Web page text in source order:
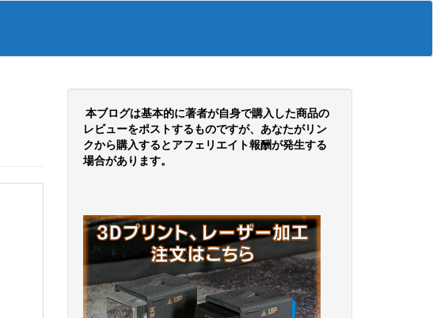
本ブログは基本的に著者が自身で購入した商品の
レビューをポストするものですが、あなたがリン
クから購入するとアフェリエイト報酬が発生する
場合があります。